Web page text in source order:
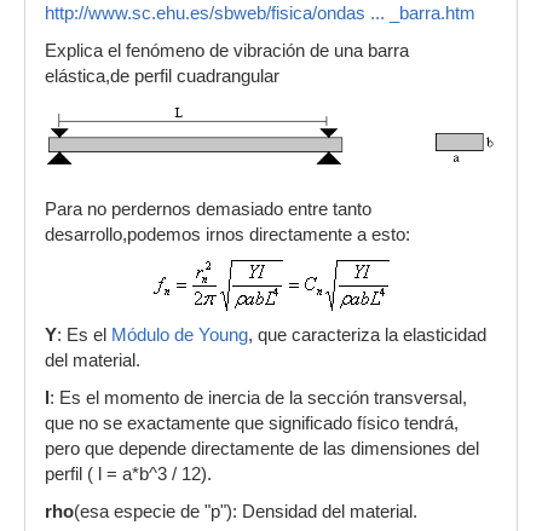
de espectro...
Haciendo la medición de las 3 fundamentales se
puede obtener un sistema de 3 ecuaciones con
valor de las constantes M, B y C y obtener así la
fórmula que buscas (la frecuencia F,L y G serían
http://www.sc.ehu.es/sbweb/fisica/ondas ... _barra.htm
Explica el fenómeno de vibración de una barra
elástica,de perfil cuadrangular
Para no perdernos demasiado entre tanto
desarrollo,podemos irnos directamente a esto:
Y: Es el Módulo de Young, que caracteriza la elasticidad
del material.
: Es el momento de inercia de la sección transversal,
que no se exactamente que significado físico tendrá,
pero que depende directamente de las dimensiones del
perfil ( l = a*b^3 / 12).
rho(esa especie de "p"): Densidad del material.